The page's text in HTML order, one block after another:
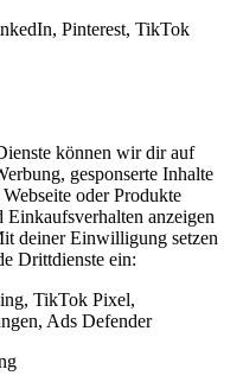
Pinterest, TikTok
können wir dir auf
gesponserte Inhalte
oder Produkte
anzeigen
deiner Einwilligung setzen
Drittdienste ein:
TikTok Pixel,
Ads Defender